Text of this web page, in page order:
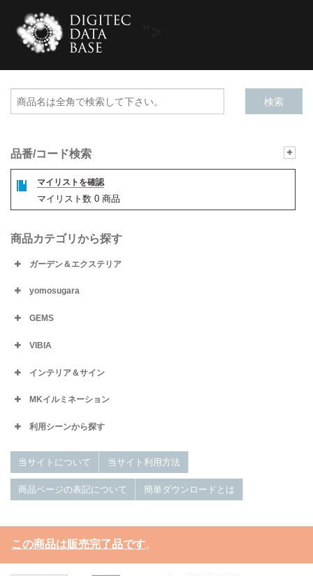
品番/コード検索
マイリストを確認
マイリスト数 0 商品
商品カテゴリから探す
ガーデン＆エクステリア
yomosugara
GEMS
VIBIA
インテリア＆サイン
MKイルミネーション
利用シーンから探す
当サイトについて 当サイト利用方法
商品ページの表記について 簡単ダウンロードとは
この商品は販売完了品です。